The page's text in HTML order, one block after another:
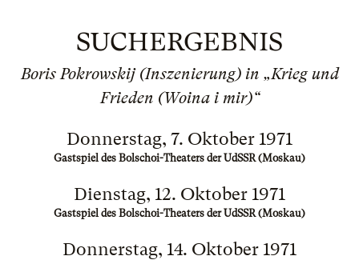
SUCHERGEBNIS
Boris Pokrowskij (Inszenierung) in „Krieg und
Frieden (Woina i mir)“
Donnerstag, 7. Oktober 1971
Gastspiel des Bolschoi-Theaters der UdSSR (Moskau)
Dienstag, 12. Oktober 1971
Gastspiel des Bolschoi-Theaters der UdSSR (Moskau)
Donnerstag, 14. Oktober 1971